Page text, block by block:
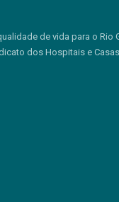
de vida para o Rio
dos Hospitais e